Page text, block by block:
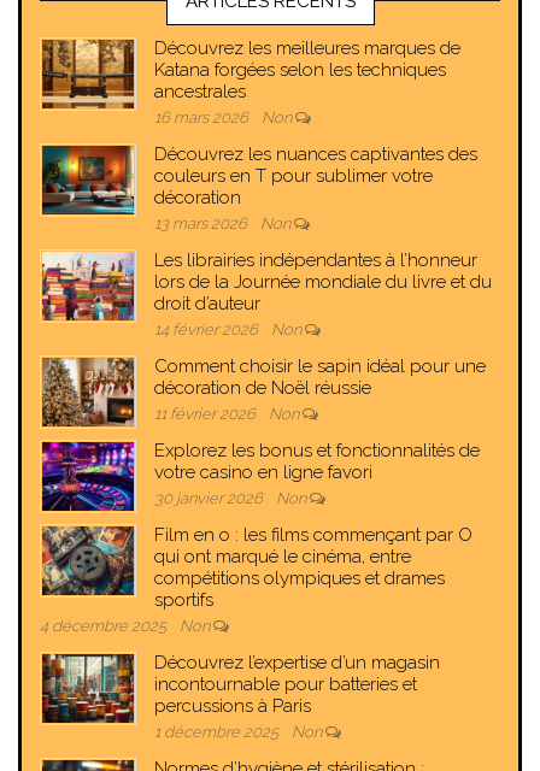
Découvrez les meilleures marques de
Katana forgées selon les techniques
ancestrales
16 mars 2026 Non
Découvrez les nuances captivantes des
couleurs en T pour sublimer votre
décoration
13 mars 2026 Non
Les librairies indépendantes à l’honneur
lors de la Journée mondiale du livre et du
droit d’auteur
14 février 2026 Non
Comment choisir le sapin idéal pour une
décoration de Noël réussie
11 février 2026 Non
Explorez les bonus et fonctionnalités de
votre casino en ligne favori
30 janvier 2026 Non
Film en o : les films commençant par O
qui ont marqué le cinéma, entre
compétitions olympiques et drames
sportifs
4 décembre 2025 Non
Découvrez l’expertise d’un magasin
incontournable pour batteries et
percussions à Paris
1 décembre 2025 Non